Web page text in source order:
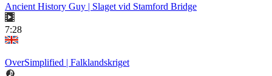
Ancient History Guy | Slaget vid Stamford Bridge
7:28
OverSimplified | Falklandskriget